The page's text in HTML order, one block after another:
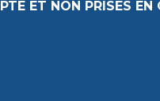
ET NON PRISES